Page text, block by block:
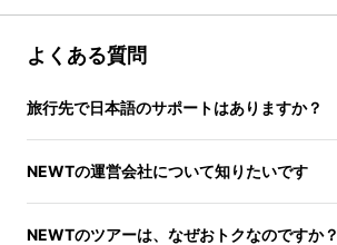
よくある質問
旅行先で日本語のサポートはありますか？
NEWTの運営会社について知りたいです
NEWTのツアーは、なぜおトクなのですか？